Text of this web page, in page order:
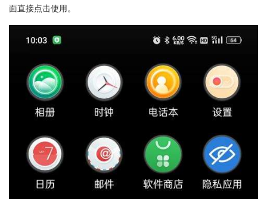
面直接点击使用。